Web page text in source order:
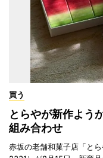
買う
とらやが新作よう
組み合わせ
赤坂の老舗和菓子店「と